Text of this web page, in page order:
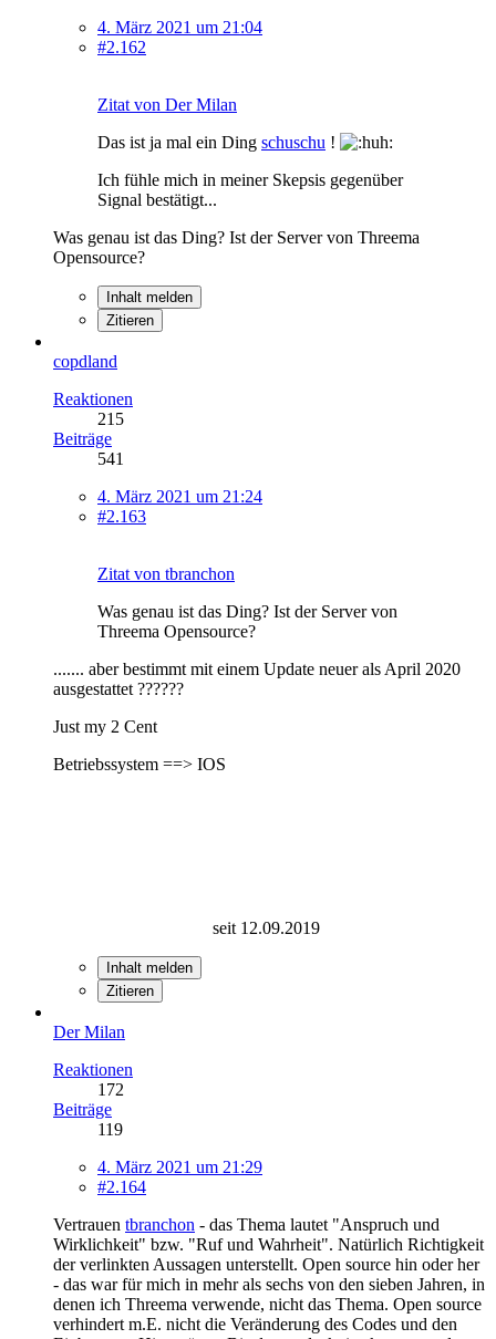
4. März 2021 um 21:04
#2.162
Zitat von Der Milan
Das ist ja mal ein Ding schuschu !
Ich fühle mich in meiner Skepsis gegenüber
Signal bestätigt...
Was genau ist das Ding? Ist der Server von Threema
Opensource?
Inhalt melden
Zitieren
copdland
Reaktionen
215
Beiträge
541
4. März 2021 um 21:24
#2.163
Zitat von tbranchon
Was genau ist das Ding? Ist der Server von
Threema Opensource?
....... aber bestimmt mit einem Update neuer als April 2020
ausgestattet ??????
Just my 2 Cent
Betriebssystem ==> IOS
seit 12.09.2019
Inhalt melden
Zitieren
Der Milan
Reaktionen
172
Beiträge
119
4. März 2021 um 21:29
#2.164
Vertrauen tbranchon - das Thema lautet "Anspruch und
Wirklichkeit" bzw. "Ruf und Wahrheit". Natürlich Richtigkeit
der verlinkten Aussagen unterstellt. Open source hin oder her
- das war für mich in mehr als sechs von den sieben Jahren, in
denen ich Threema verwende, nicht das Thema. Open source
verhindert m.E. nicht die Veränderung des Codes und den